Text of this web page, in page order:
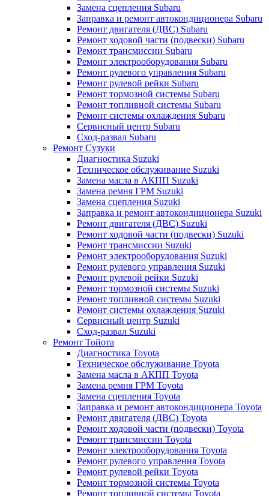
Замена сцепления Subaru
Заправка и ремонт автокондиционера Subaru
Ремонт двигателя (ДВС) Subaru
Ремонт ходовой части (подвески) Subaru
Ремонт трансмиссии Subaru
Ремонт электрооборудования Subaru
Ремонт рулевого управления Subaru
Ремонт рулевой рейки Subaru
Ремонт тормозной системы Subaru
Ремонт топливной системы Subaru
Ремонт системы охлаждения Subaru
Сервисный центр Subaru
Сход-развал Subaru
Ремонт Сузуки
Диагностика Suzuki
Техническое обслуживание Suzuki
Замена масла в АКПП Suzuki
Замена ремня ГРМ Suzuki
Замена сцепления Suzuki
Заправка и ремонт автокондиционера Suzuki
Ремонт двигателя (ДВС) Suzuki
Ремонт ходовой части (подвески) Suzuki
Ремонт трансмиссии Suzuki
Ремонт электрооборудования Suzuki
Ремонт рулевого управления Suzuki
Ремонт рулевой рейки Suzuki
Ремонт тормозной системы Suzuki
Ремонт топливной системы Suzuki
Ремонт системы охлаждения Suzuki
Сервисный центр Suzuki
Сход-развал Suzuki
Ремонт Тойота
Диагностика Toyota
Техническое обслуживание Toyota
Замена масла в АКПП Toyota
Замена ремня ГРМ Toyota
Замена сцепления Toyota
Заправка и ремонт автокондиционера Toyota
Ремонт двигателя (ДВС) Toyota
Ремонт ходовой части (подвески) Toyota
Ремонт трансмиссии Toyota
Ремонт электрооборудования Toyota
Ремонт рулевого управления Toyota
Ремонт рулевой рейки Toyota
Ремонт тормозной системы Toyota
Ремонт топливной системы Toyota